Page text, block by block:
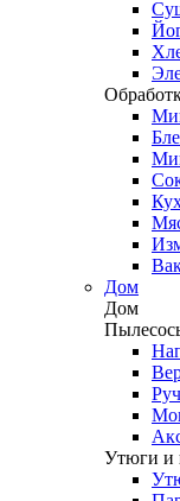
Дом
Дом
Утюги и